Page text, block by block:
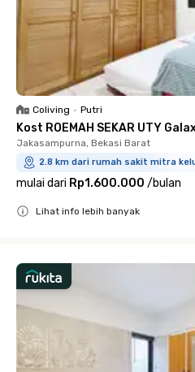
Coliving • Putri
Kost ROEMAH SEKAR UTY
Jakasampurna, Bekasi Barat
2.8 km dari rumah sakit mitra
mulai dari Rp1.600.000 /bulan
Lihat info lebih banyak